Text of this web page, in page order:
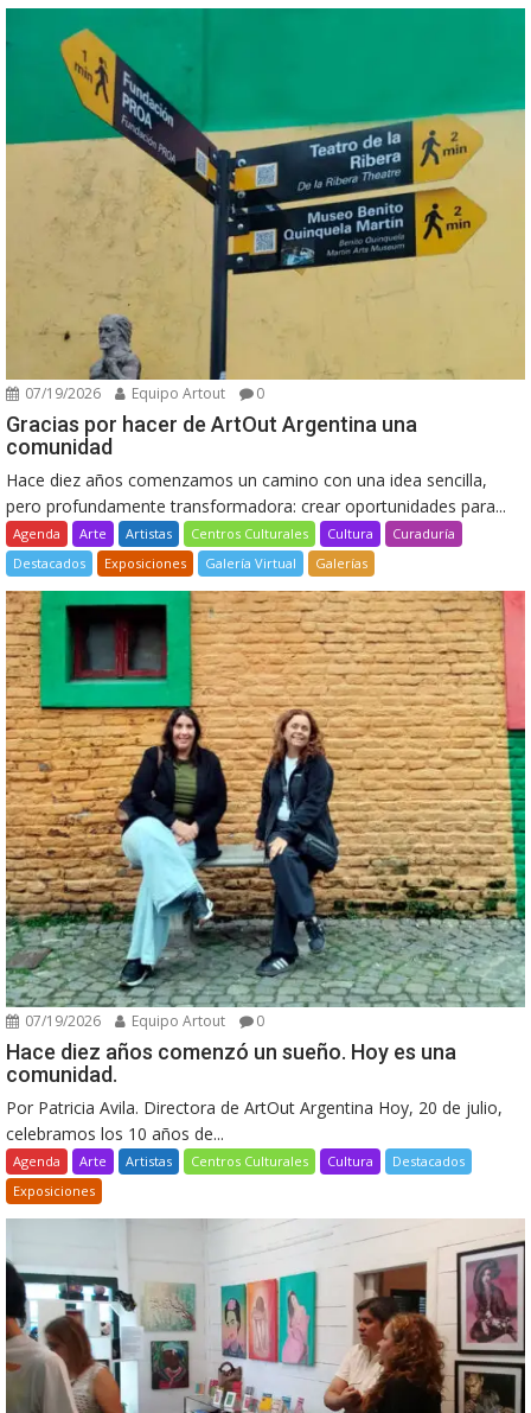
07/19/2026 Equipo Artout 0
Gracias por hacer de ArtOut Argentina una
comunidad
Hace diez años comenzamos un camino con una idea sencilla,
pero profundamente transformadora: crear oportunidades para...
Agenda Arte Artistas Centros Culturales Cultura
Curaduría
Destacados
Exposiciones Galería Virtual Galerías
07/19/2026 Equipo Artout 0
Hace diez años comenzó un sueño. Hoy es una
comunidad.
Por Patricia Avila. Directora de ArtOut Argentina Hoy, 20 de julio,
celebramos los 10 años de...
Agenda Arte Artistas Centros Culturales Cultura
Destacados
Exposiciones